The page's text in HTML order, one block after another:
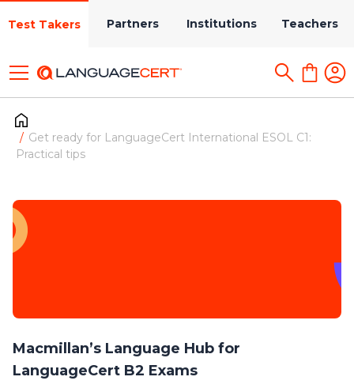
Test Takers Partners Institutions Teachers
Get ready for LanguageCert International ESOL C1:
Practical tips
Macmillan’s Language Hub for
LanguageCert B2 Exams